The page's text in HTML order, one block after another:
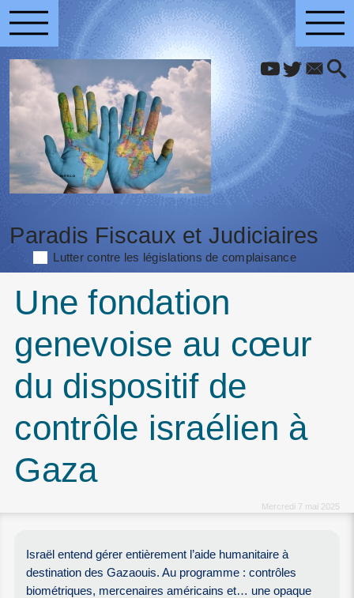
Paradis Fiscaux et Judiciaires
Lutter contre les législations de complaisance
Une fondation
genevoise au cœur
du dispositif de
contrôle israélien à
Gaza
Mercredi 7 mai 2025
Israël entend gérer entièrement l’aide humanitaire à
destination des Gazaouis. Au programme : contrôles
biométriques, mercenaires américains et… une opaque